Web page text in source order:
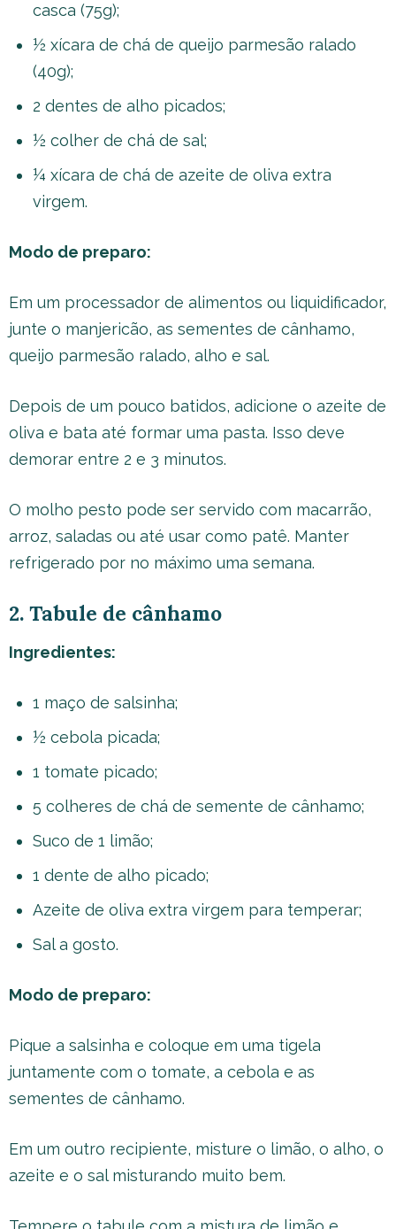
casca (75g);
½ xícara de chá de queijo parmesão ralado
(40g);
2 dentes de alho picados;
½ colher de chá de sal;
¼ xícara de chá de azeite de oliva extra
virgem.
Modo de preparo:
Em um processador de alimentos ou liquidificador,
junte o manjericão, as sementes de cânhamo,
queijo parmesão ralado, alho e sal.
Depois de um pouco batidos, adicione o azeite de
oliva e bata até formar uma pasta. Isso deve
demorar entre 2 e 3 minutos.
O molho pesto pode ser servido com macarrão,
arroz, saladas ou até usar como patê. Manter
refrigerado por no máximo uma semana.
2. Tabule de cânhamo
Ingredientes:
1 maço de salsinha;
½ cebola picada;
1 tomate picado;
5 colheres de chá de semente de cânhamo;
Suco de 1 limão;
1 dente de alho picado;
Azeite de oliva extra virgem para temperar;
Sal a gosto.
Modo de preparo:
Pique a salsinha e coloque em uma tigela
juntamente com o tomate, a cebola e as
sementes de cânhamo.
Em um outro recipiente, misture o limão, o alho, o
azeite e o sal misturando muito bem.